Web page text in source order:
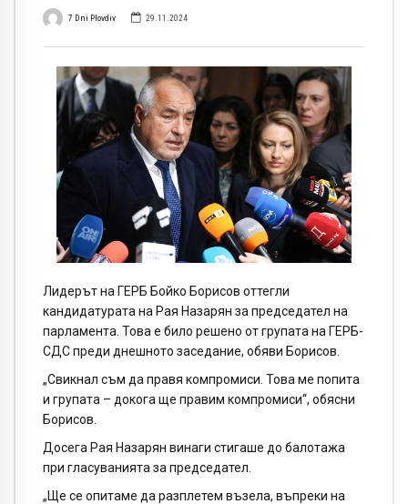
7 Dni Plovdiv 29.11.2024
Лидерът на ГЕРБ Бойко Борисов оттегли
кандидатурата на Рая Назарян за председател на
парламента. Това е било решено от групата на ГЕРБ-
СДС преди днешното заседание, обяви Борисов.
„Свикнал съм да правя компромиси. Това ме попита
и групата – докога ще правим компромиси“, обясни
Борисов.
Досега Рая Назарян винаги стигаше до балотажа
при гласуванията за председател.
„Ще се опитаме да разплетем възела, въпреки на